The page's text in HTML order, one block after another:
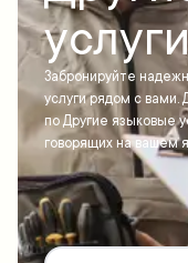
Забронируйте
услуги рядом с вами.
по Другие языковые
говорящих на вашем